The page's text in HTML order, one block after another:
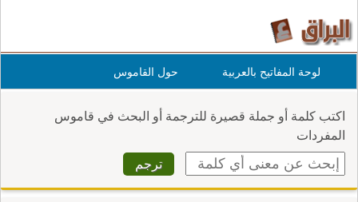
لوحة المفاتيح بالعربية حول القاموس
اكتب كلمة أو جملة قصيرة للترجمة أو البحث في قاموس
المفردات